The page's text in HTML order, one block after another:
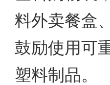
料外卖餐盒
鼓励使用可
塑料制品。